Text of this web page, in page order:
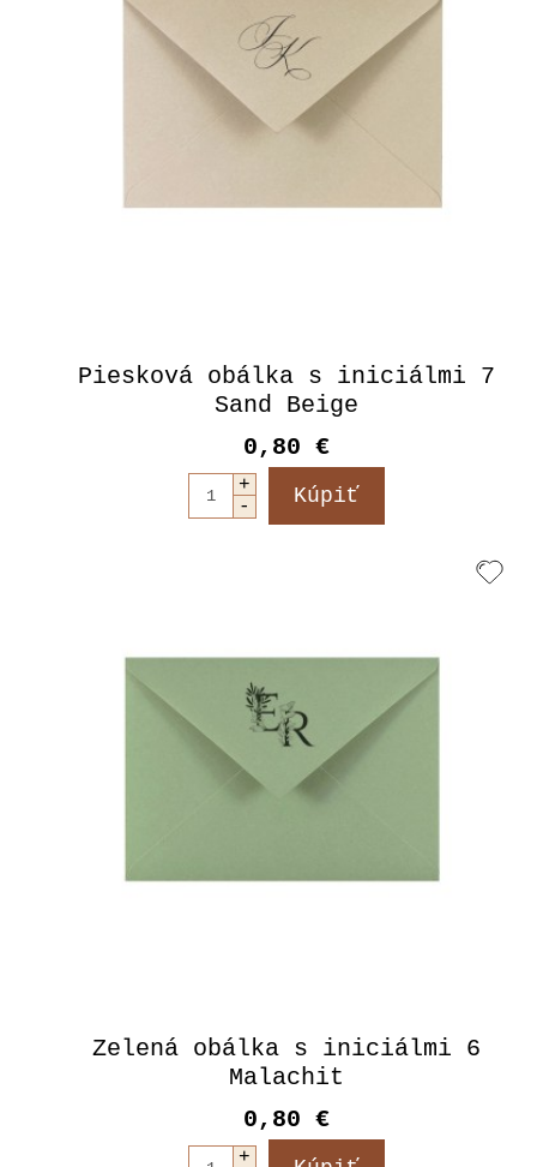
Piesková obálka s iniciálmi 7
Sand Beige
0,80 €
Zelená obálka s iniciálmi 6
Malachit
0,80 €